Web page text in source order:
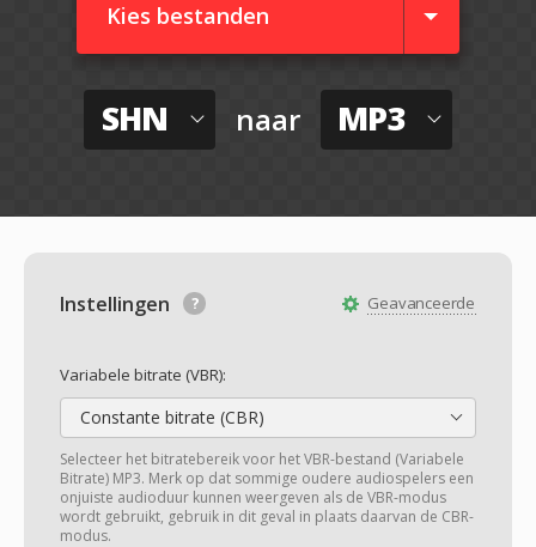
Kies bestanden
SHN naar MP3
Geavanceerde
Instellingen
Variabele bitrate (VBR):
Constante bitrate (CBR)
Selecteer het bitratebereik voor het VBR-bestand (Variabele
Bitrate) MP3. Merk op dat sommige oudere audiospelers een
onjuiste audioduur kunnen weergeven als de VBR-modus
wordt gebruikt, gebruik in dit geval in plaats daarvan de CBR-
modus.